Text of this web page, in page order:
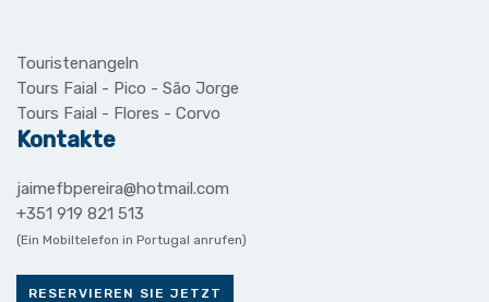
Touristenangeln
Tours Faial - Pico - São Jorge
Tours Faial - Flores - Corvo
Kontakte
jaimefbpereira@hotmail.com
+351 919 821 513
(Ein Mobiltelefon in Portugal anrufen)
RESERVIEREN SIE JETZT